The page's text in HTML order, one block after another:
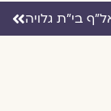
בי״ת גלויה